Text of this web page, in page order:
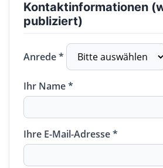
Kontaktinformationen
publiziert)
Anrede *
Ihr Name *
Ihre E-Mail-Adresse *